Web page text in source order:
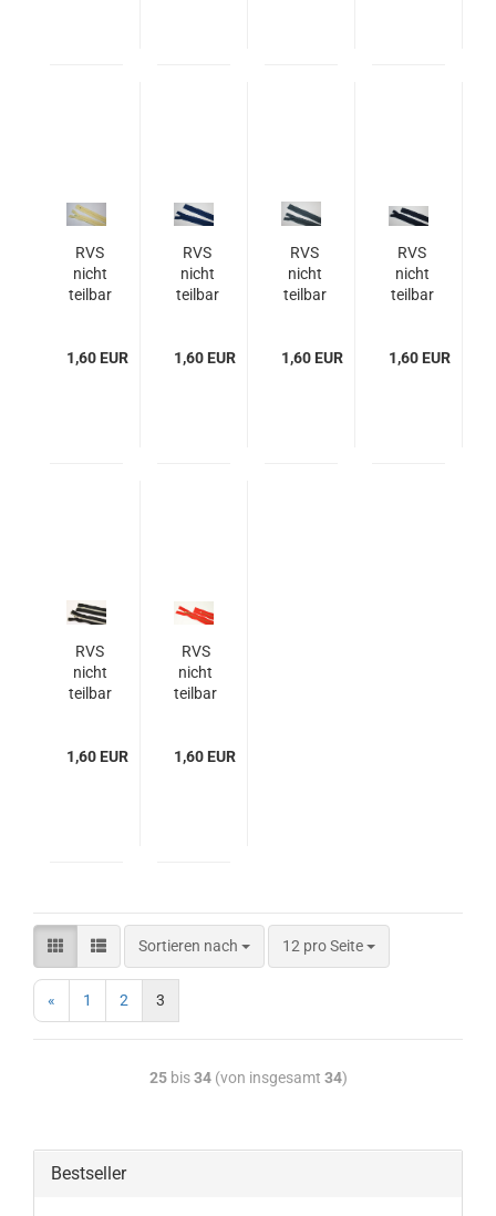
RVS
nicht
teilbar
19/7
1,60 EUR
RVS
nicht
teilbar
19/7
1,60 EUR
RVS
nicht
teilbar
19/7
1,60 EUR
RVS
nicht
teilbar
19/7
1,60 EUR
RVS
nicht
teilbar
20/30
1,60 EUR
RVS
nicht
teilbar
1,60 EUR
Sortieren nach 12 pro Seite
« 1 2 3
25bis34(von insgesamt 34)
Bestseller